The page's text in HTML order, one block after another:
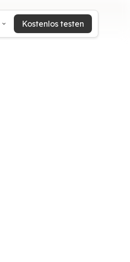
Kostenlos testen